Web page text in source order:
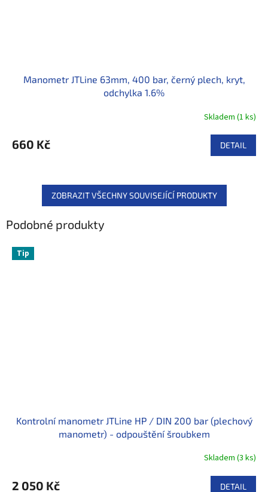
Manometr JTLine 63mm, 400 bar, černý plech, kryt,
odchylka 1.6%
Skladem (1 ks)
660 Kč DETAIL
ZOBRAZIT VŠECHNY SOUVISEJÍCÍ PRODUKTY
Podobné produkty
Tip
Kontrolní manometr JTLine HP / DIN 200 bar (plechový
manometr) - odpouštění šroubkem
Skladem (3 ks)
2 050 Kč DETAIL